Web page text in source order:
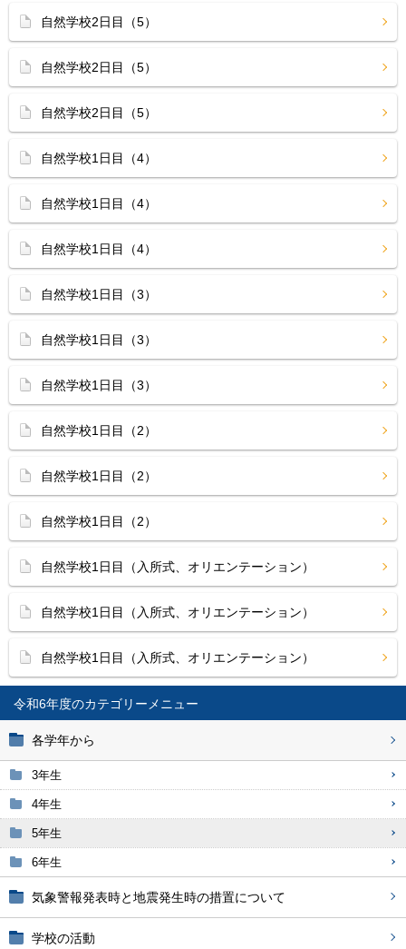
令和6年度
各学年から
3年生
4年生
5年生
6年生
気象警報発表時と地震発生時の措置について
学校の活動
自然学校2日目（5）
自然学校2日目（5）
自然学校2日目（5）
自然学校1日目（4）
自然学校1日目（4）
自然学校1日目（4）
自然学校1日目（3）
自然学校1日目（3）
自然学校1日目（3）
自然学校1日目（2）
自然学校1日目（2）
自然学校1日目（2）
自然学校1日目（入所式、オリエンテーション）
自然学校1日目（入所式、オリエンテーション）
自然学校1日目（入所式、オリエンテーション）